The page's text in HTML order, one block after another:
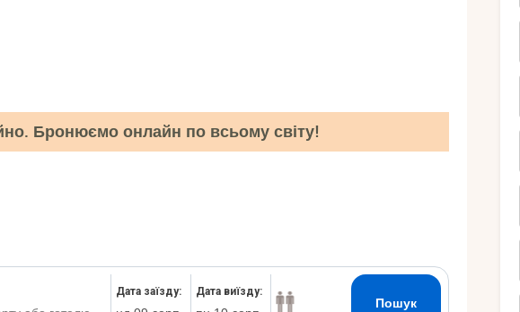
Бронюємо онлайн по всьому світу!